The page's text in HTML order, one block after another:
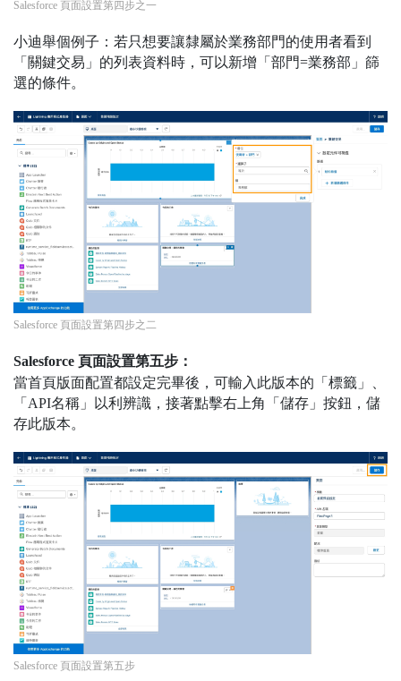
Salesforce 頁面設置第四步之一
小迪舉個例子：若只想要讓隸屬於業務部門的使用者看到
「關鍵交易」的列表資料時，可以新增「部門=業務部」篩
選的條件。
Salesforce 頁面設置第四步之二
Salesforce 頁面設置第五步：
當首頁版面配置都設定完畢後，可輸入此版本的「標籤」、
「API名稱」以利辨識，接著點擊右上角「儲存」按鈕，儲
存此版本。
Salesforce 頁面設置第五步